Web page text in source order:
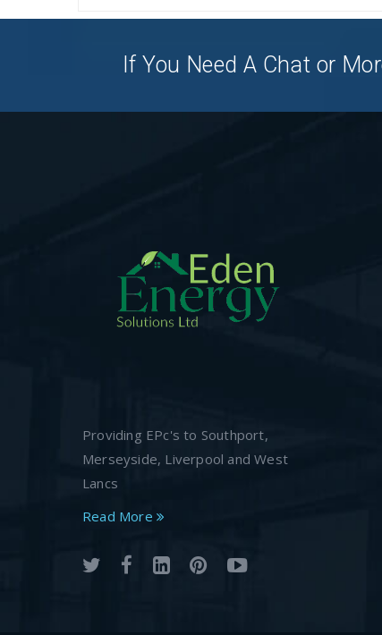
If You Need A Chat or
Providing EPc's to Southport,
Merseyside, Liverpool and West
Lancs
Read More